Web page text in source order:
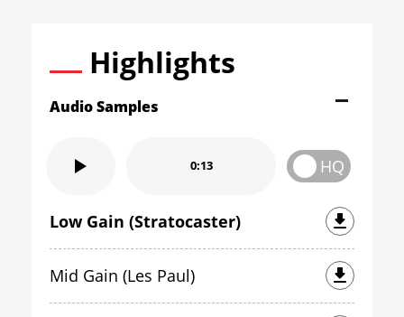
Highlights
Audio Samples
0:13 HQ
Low Gain (Stratocaster)
Mid Gain (Les Paul)